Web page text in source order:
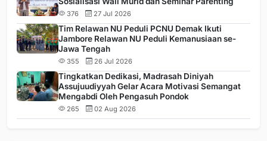
376 27 Jul 2026
Tim Relawan NU Peduli PCNU Demak Ikuti
Jambore Relawan NU Peduli Kemanusiaan se-
Jawa Tengah
355 26 Jul 2026
Tingkatkan Dedikasi, Madrasah Diniyah
Assujuudiyyah Gelar Acara Motivasi Semangat
Mengabdi Oleh Pengasuh Pondok
265 02 Aug 2026